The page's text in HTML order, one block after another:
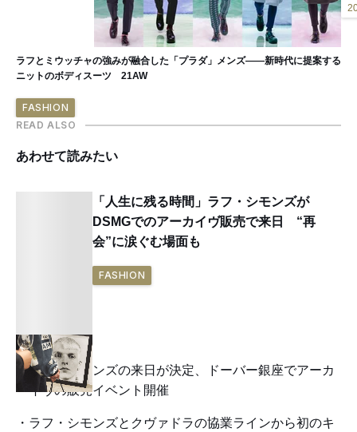
ラフとミウッチャの強みが融合した「プラダ」メンズ——新時代に提案する
ニットのボディスーツ 21AW
FASHION
READ ALSO
あわせて読みたい
「人生に残る時間」ラフ・シモンズが
DSMGでのアーカイヴ販売で来日 “再
会”に涙ぐむ場面も
FASHION
ラフ・シモンズの来日が決定、ドーバー銀座でアーカ
イヴの販売イベント開催
ラフ・シモンズとクヴァドラの協業ラインから初のキ